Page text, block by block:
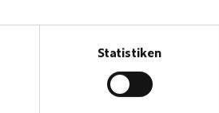
Statistiken
реакция, инфракрасный
ppm до 100% НПВ